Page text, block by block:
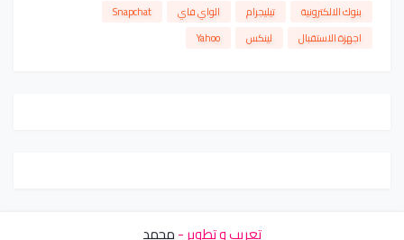
بنوك الالكترونية
تيليجرام الواي فاي
Snapchat
اجهزة الاستقبال
لينكس Yahoo
تعريب و تطوير -محمد